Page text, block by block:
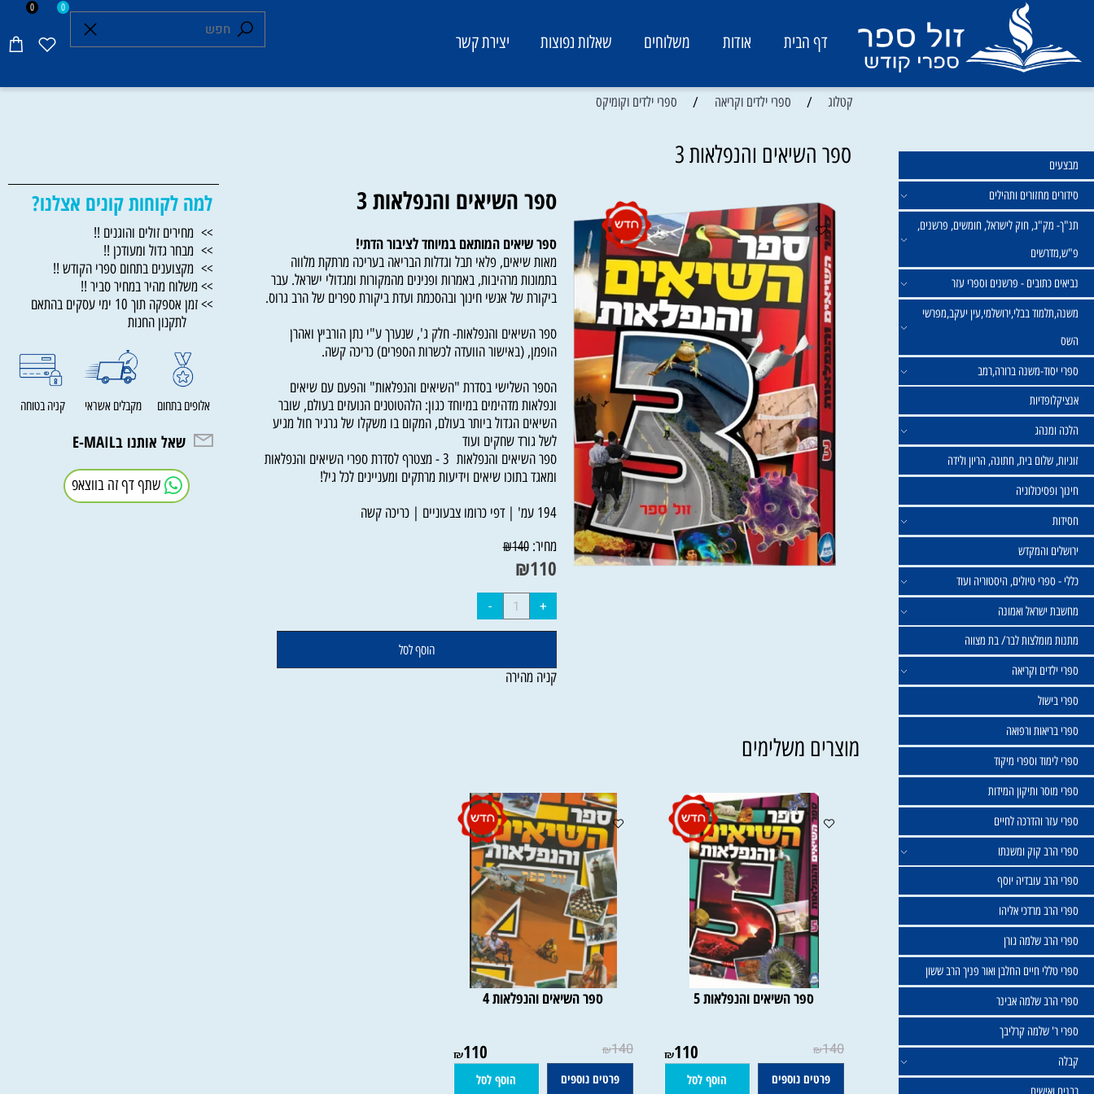
0 0
דף הבית משלוחים שאלות נפוצות יצירת קשר
ותהילים
חוק לישראל, חומשים, פרשנים,
- פרשנים וספרי עזר
בבלי,ירושלמי,עין יעקב,מפרשי
משנה ברורה,רמב
בית, חתונה, הריון ולידה
והמקדש
טיולים, היסטוריה ועוד
ואמונה
לבר/ בת מצווה
וקריאה
ורפואה
וספרי מיקוד
ותיקון המידות
והדרכה לחיים
קוק ומשנתו
עובדיה יוסף
מרדכי אליהו
שלמה גורן
חיים החלבן ואור פניך הרב ששון
שלמה אבינר
קרליבך
/ ספרי ילדים וקריאה / ספרי ילדים וקומיקס
ספר השיאים והנפלאות 3
ספר השיאים והנפלאות 3
ספר שיאים המותאם במיוחד לציבור הדתי!
מאות שיאים, פלאי תבל וגדלות הבריאה בעריכה מרתקת מלווה
בתמונות מרהיבות, באמרות ופנינים מהמקורות ומגדולי ישראל. עבר
ביקורת של אנשי חינוך ובהסכמת ועדת ביקורת ספרים של הרב גרוס.
ספר השיאים והנפלאות- חלק ג', שנערך ע"י נתן הורביץ ואהרן
הופמן, (באישור הוועדה לכשרות הספרים) כריכה קשה.
הספר השלישי בסדרת "השיאים והנפלאות" והפעם עם שיאים
ונפלאות מדהימים במיוחד כגון: הלהטוטנים הנועזים בעולם, שובר
השיאים הגדול ביותר בעולם, המקום בו משקלו של גרגיר חול מגיע
לשל גורד שחקים ועוד
ספר השיאים והנפלאות 3 - מצטרף לסדרת ספרי השיאים והנפלאות
ומאגד בתוכו שיאים וידיעות מרתקים ומעניינים לכל גיל!
194 עמ' | דפי כרומו צבעוניים | כריכה קשה
מחיר:
₪140
₪110
למה לקוחות קונים אצלנו?
>> מחירים זולים והוגנים !!
>> מבחר גדול ומעודכן !!
>> מקצוענים בתחום ספרי הקודש !!
>> משלוח מהיר במחיר סביר !!
>> זמן אספקה תוך 10 ימי עסקים בהתאם
לתקנון החנות
שתף דף זה בווצאפ
ספר השיאים והנפלאות 5 ספר השיאים והנפלאות 4